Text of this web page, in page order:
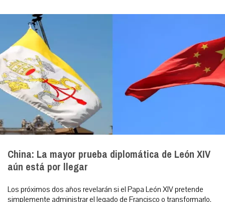
China: La mayor prueba diplomática de León XIV
aún está por llegar
Los próximos dos años revelarán si el Papa León XIV pretende
simplemente administrar el legado de Francisco o transformarlo.